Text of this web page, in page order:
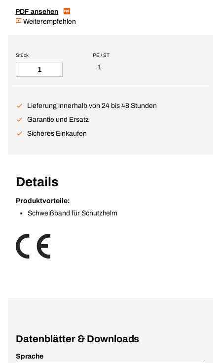
PDF ansehen
Weiterempfehlen
PE / ST
1
Stück
Lieferung innerhalb von 24 bis 48 Stunden
Garantie und Ersatz
Sicheres Einkaufen
Details
Produktvorteile:
Schweißband für Schutzhelm
Datenblätter & Downloads
Sprache